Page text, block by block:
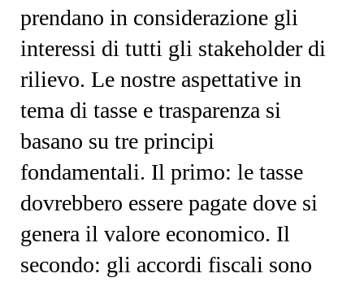
prendano in considerazione gli
interessi di tutti gli stakeholder di
rilievo. Le nostre aspettative in
tema di tasse e trasparenza si
basano su tre principi
fondamentali. Il primo: le tasse
dovrebbero essere pagate dove si
genera il valore economico. Il
secondo: gli accordi fiscali sono